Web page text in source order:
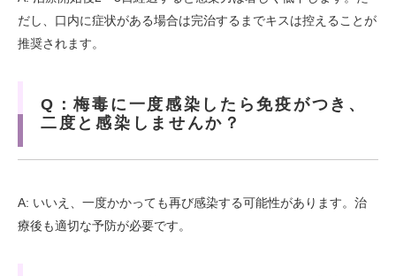
だし、口内に症状がある場合は完治するまでキスは控えることが
推奨されます。
Q：梅毒に一度感染したら免疫がつき、
二度と感染しませんか？
A: いいえ、一度かかっても再び感染する可能性があります。治
療後も適切な予防が必要です。